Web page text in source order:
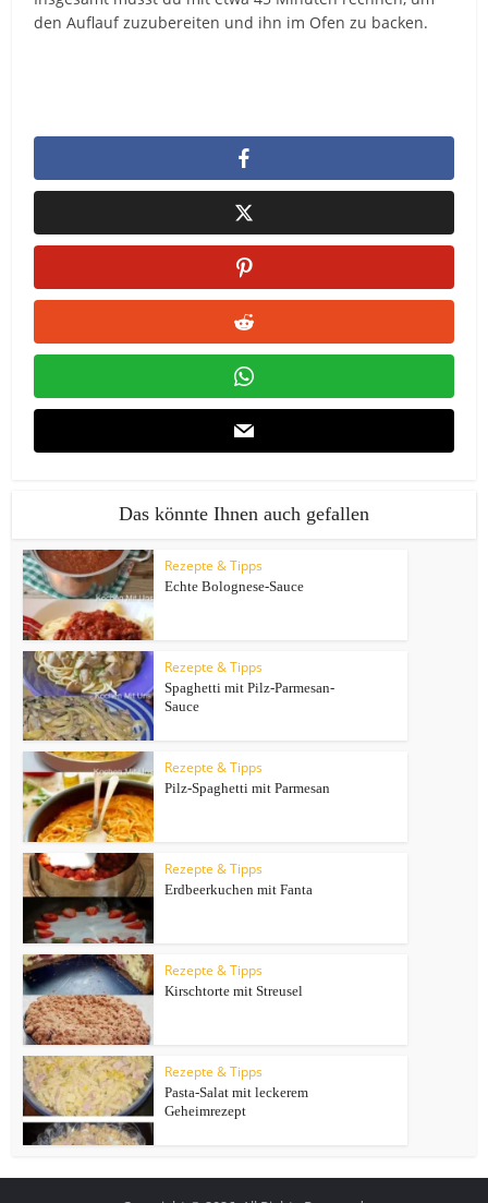
den Auflauf zuzubereiten und ihn im Ofen zu backen.
Das könnte Ihnen auch gefallen
Rezepte & Tipps
Echte Bolognese-Sauce
Rezepte & Tipps
Spaghetti mit Pilz-Parmesan-
Sauce
Rezepte & Tipps
Pilz-Spaghetti mit Parmesan
Rezepte & Tipps
Erdbeerkuchen mit Fanta
Rezepte & Tipps
Kirschtorte mit Streusel
Rezepte & Tipps
Pasta-Salat mit leckerem
Geheimrezept